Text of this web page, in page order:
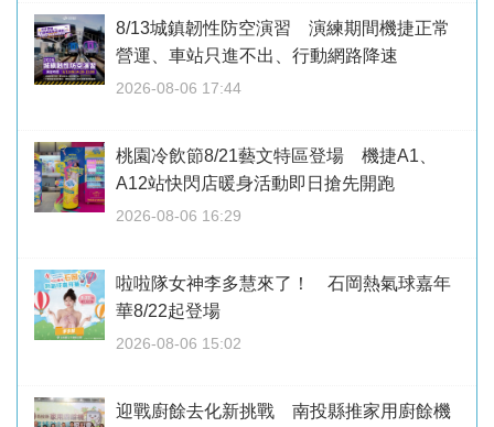
8/13城鎮韌性防空演習 演練期間機捷正常
營運、車站只進不出、行動網路降速
2026-08-06 17:44
桃園冷飲節8/21藝文特區登場 機捷A1、
A12站快閃店暖身活動即日搶先開跑
2026-08-06 16:29
啦啦隊女神李多慧來了！ 石岡熱氣球嘉年
華8/22起登場
2026-08-06 15:02
迎戰廚餘去化新挑戰 南投縣推家用廚餘機